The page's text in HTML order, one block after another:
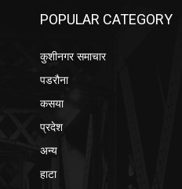
POPULAR CATEGORY
कुशीनगर समाचार
पडरौना
कसया
प्रदेश
अन्य
हाटा